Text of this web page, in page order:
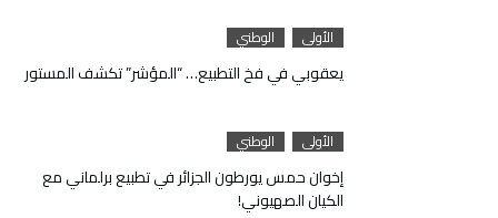
الأولى الوطني
يعقوبي في فخ التطبيع… “المؤشر” تكشف المستور
الأولى الوطني
إخوان حمس يورطون الجزائر في تطبيع برلماني مع
الكيان الصهيوني!